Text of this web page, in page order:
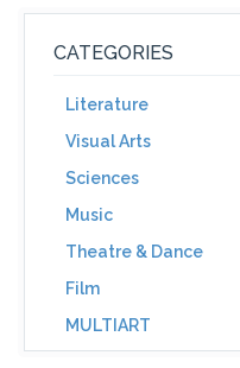
CATEGORIES
Literature
Visual Arts
Sciences
Music
Theatre & Dance
Film
MULTIART